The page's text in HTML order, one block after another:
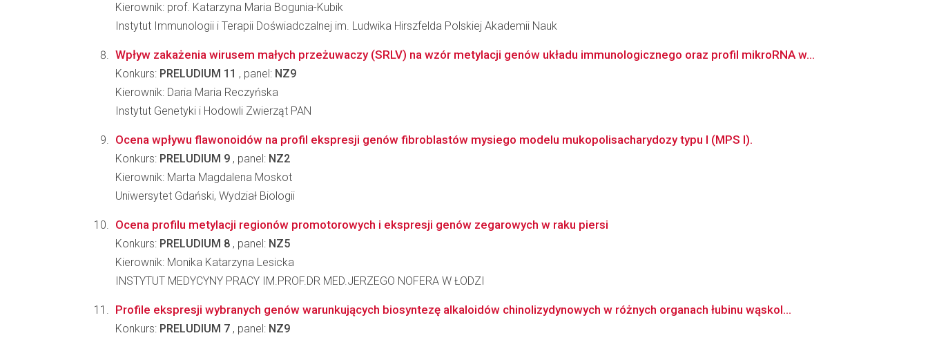
Kierownik: prof. Katarzyna Maria Bogunia-Kubik
Instytut Immunologii i Terapii Doświadczalnej im. Ludwika Hirszfelda Polskiej Akademii Nauk
Wpływ zakażenia wirusem małych przeżuwaczy (SRLV) na wzór metylacji genów układu immunologicznego oraz profil mikroRNA w...
Konkurs: PRELUDIUM 11 , panel: NZ9
Kierownik: Daria Maria Reczyńska
Instytut Genetyki i Hodowli Zwierząt PAN
Ocena wpływu flawonoidów na profil ekspresji genów fibroblastów mysiego modelu mukopolisacharydozy typu I (MPS I).
Konkurs: PRELUDIUM 9 , panel: NZ2
Kierownik: Marta Magdalena Moskot
Uniwersytet Gdański, Wydział Biologii
Ocena profilu metylacji regionów promotorowych i ekspresji genów zegarowych w raku piersi
Konkurs: PRELUDIUM 8 , panel: NZ5
Kierownik: Monika Katarzyna Lesicka
INSTYTUT MEDYCYNY PRACY IM.PROF.DR MED.JERZEGO NOFERA W ŁODZI
Profile ekspresji wybranych genów warunkujących biosyntezę alkaloidów chinolizydynowych w różnych organach łubinu wąskol...
Konkurs: PRELUDIUM 7 , panel: NZ9